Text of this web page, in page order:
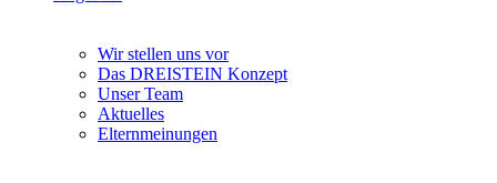
Wir stellen uns vor
Das DREISTEIN Konzept
Unser Team
Aktuelles
Elternmeinungen